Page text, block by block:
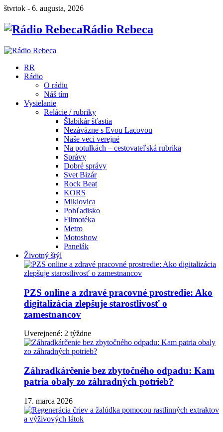
štvrtok - 6. augusta, 2026
Rádio Rebeca
RR
Rádio
O rádiu
Náš tím
Vysielanie
Relácie / rubriky
Šlabikár šťastia
Nezáväzne s Evou Lacovou
Naše veci verejné
Na potulkách – cestovateľská rubrika
Správy
Dobré správy
Svet Bizár
Rock Beat
KORS
Miklovica
Pohľadisko
Filmotéka
Metro
Motoshow
Panelák
Životný štýl
PZS online a zdravé pracovné prostredie: Ako
digitalizácia zlepšuje starostlivosť o
zamestnancov
Uverejnené: 2 týždne
Záhradkárčenie bez zbytočného odpadu: Kam
patria obaly zo záhradných potrieb?
17. marca 2026